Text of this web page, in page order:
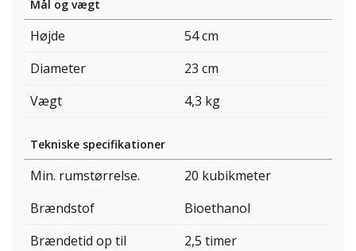
Mål og vægt
Højde
54 cm
Diameter
23 cm
Vægt
4,3 kg
Tekniske specifikationer
Min. rumstørrelse.
20 kubikmeter
Brændstof
Bioethanol
Brændetid op til
2,5 timer